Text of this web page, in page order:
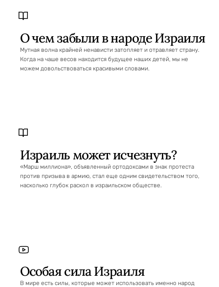
О чем забыли в народе Израиля
Мутная волна крайней ненависти затопляет и отравляет страну.
Когда на чаше весов находится будущее наших детей, мы не
можем довольствоваться красивыми словами.
Израиль может исчезнуть?
«Марш миллиона», объявленный ортодоксами в знак протеста
против призыва в армию, стал еще одним свидетельством того,
насколько глубок раскол в израильском обществе.
Особая сила Израиля
В мире есть силы, которые может использовать именно народ